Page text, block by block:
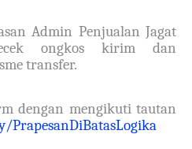
Admin Penjualan Jagat
ongkos kirim dan
transfer.
dengan mengikuti tautan